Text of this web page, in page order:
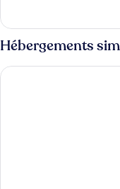
Chambre
Double
Économique
le
type
de
chambre
Chambre
Hébergements
Tortuguero Adventures